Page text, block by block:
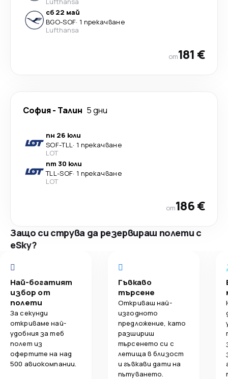
сб 22 май
BGO-SOF· 1 прекачване
Lufthansa
от181 €
София- Талин 5 дни
пн 26 юли
SOF-TLL· 1 прекачване
LOT
пт 30 юли
TLL-SOF· 1 прекачване
LOT
от186 €
Защо си струва да резервираш полети с
eSky?
Най-богатият
избор от
полети
За секунди
откриваме най-
удобния за теб
полет из
офертите на над
500 авиокомпании.
Гъвкаво
търсене
Откриваш най-
изгодното
предложение, като
разшириш
търсенето си с
летища в близост
и гъвкави дати на
пътуването.